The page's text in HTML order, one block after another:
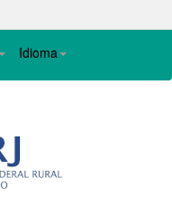
Idioma